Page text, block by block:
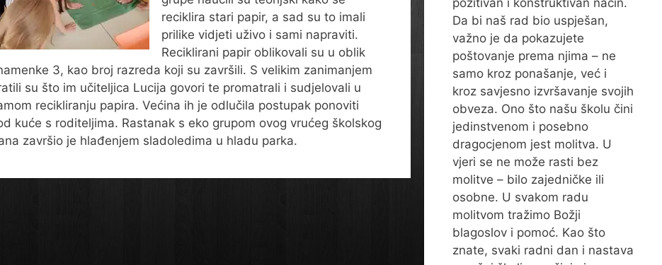
reciklira stari papir, a sad su to imali
prilike vidjeti uživo i sami napraviti.
Reciklirani papir oblikovali su u oblik
3, kao broj razreda koji su završili. S velikim zanimanjem
su što im učiteljica Lucija govori te promatrali i sudjelovali u
recikliranju papira. Većina ih je odlučila postupak ponoviti
kuće s roditeljima. Rastanak s eko grupom ovog vrućeg školskog
završio je hlađenjem sladoledima u hladu parka.
pozitivan i konstruktivan način.
Da bi naš rad bio uspješan,
važno je da pokazujete
poštovanje prema njima – ne
samo kroz ponašanje, već i
kroz savjesno izvršavanje svojih
obveza. Ono što našu školu čini
jedinstvenom i posebno
dragocjenom jest molitva. U
vjeri se ne može rasti bez
molitve – bilo zajedničke ili
osobne. U svakom radu
molitvom tražimo Božji
blagoslov i pomoć. Kao što
znate, svaki radni dan i nastava